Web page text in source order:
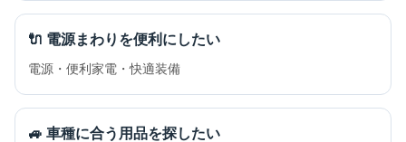
🔌 電源まわりを便利にしたい
電源・便利家電・快適装備
🚙 車種に合う用品を探したい